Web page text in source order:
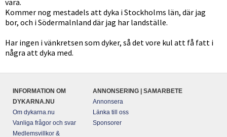
vara.
Kommer nog mestadels att dyka i Stockholms län, där jag
bor, och i Södermalnland där jag har landställe.
Har ingen i vänkretsen som dyker, så det vore kul att få fatt i
några att dyka med.
INFORMATION OM
DYKARNA.NU
Om dykarna.nu
Vanliga frågor och svar
Medlemsvillkor &
ANNONSERING | SAMARBETE
Annonsera
Länka till oss
Sponsorer